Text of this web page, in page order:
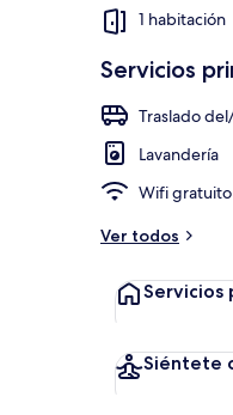
1 habitación
Servicios
Traslado
Lavandería
Wifi gratuito
Ver todos
Servicios
Siéntete